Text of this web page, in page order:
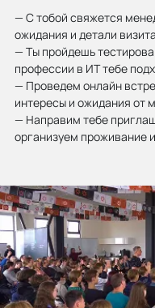
— С тобой свяжется
ожидания и детали визита
— Ты пройдешь
профессии в ИТ тебе
— Проведем онлайн
интересы и ожидания от
— Направим тебе
организуем проживание